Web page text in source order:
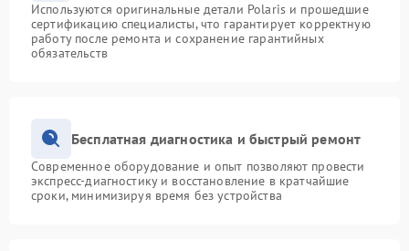
Используются оригинальные детали Polaris и прошедшие
сертификацию специалисты, что гарантирует корректную
работу после ремонта и сохранение гарантийных
обязательств
Бесплатная диагностика и быстрый ремонт
Современное оборудование и опыт позволяют провести
экспресс-диагностику и восстановление в кратчайшие
сроки, минимизируя время без устройства